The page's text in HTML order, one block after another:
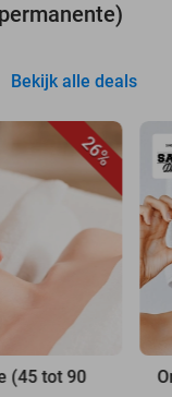
Bekijk alle deals
26%
(45 tot 90